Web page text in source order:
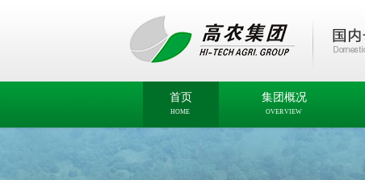
首页
HOME
集团概况
OVERVIEW